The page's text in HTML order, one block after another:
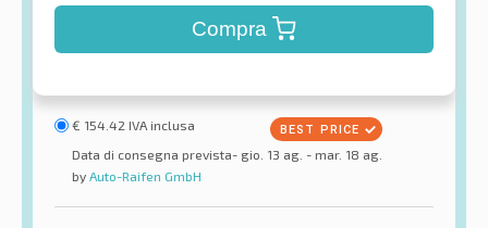
Compra
€ 154.42 IVA inclusa
Data di consegna prevista- gio. 13 ag. - mar. 18 ag.
by Auto-Raifen GmbH